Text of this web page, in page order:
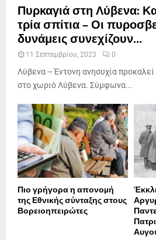
Πυρκαγιά στη Λύβενα:
τρία σπίτια – Οι
δυνάμεις συνεχίζουν...
11 Σεπτεμβρίου, 2023 0
Λύβενα – Έντονη ανησυχία
στο χωριό Λύβενα. Σύμφωνα...
Πιο γρήγορα η απονοµή
της Εθνικής σύνταξης στους
Βορειοηπειρώτες